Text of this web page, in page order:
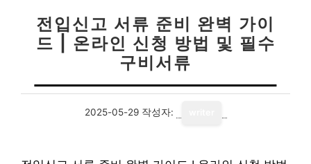
전입신고 서류 준비 완벽 가이
드 | 온라인 신청 방법 및 필수
구비서류
2025-05-29 작성자: